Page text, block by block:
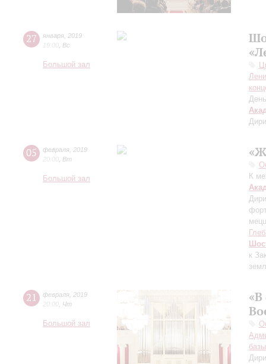
27 января 2019
19:00
Вс
Большой зал
05 февраля 2019
Вт
Большой зал
К
к
21 февраля 2019
Чт
Большой зал
базы